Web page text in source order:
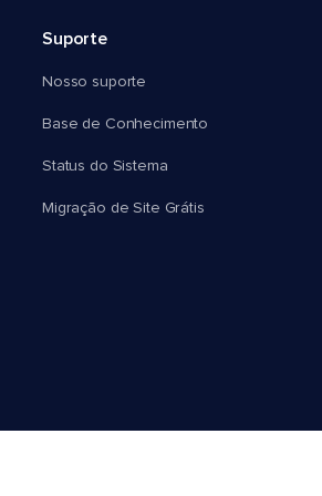
Suporte
Nosso suporte
Base de Conhecimento
Status do Sistema
Migração de Site Grátis